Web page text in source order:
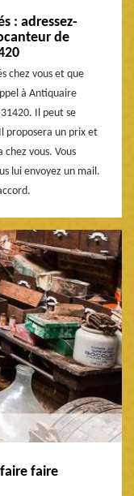
: adressez-
de
chez vous et que
à Antiquaire
Il peut se
proposera un prix et
vous. Vous
lui envoyez un mail.
faire